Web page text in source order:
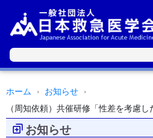
ホーム
お知らせ
（周知依頼）共催研修「性差を考慮し
お知らせ